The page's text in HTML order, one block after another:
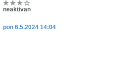
neaktivan
pon 6.5.2024 14:04